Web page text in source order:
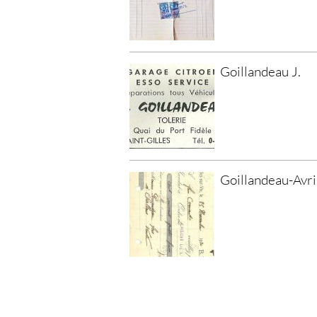
Goillandeau J.
Goillandeau-